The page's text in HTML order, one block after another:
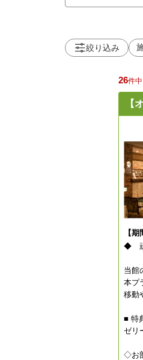
絞り込み
26件中
【
【
◆ 頑
当館
本プ
移動
■ 特
ゼリ
◇お